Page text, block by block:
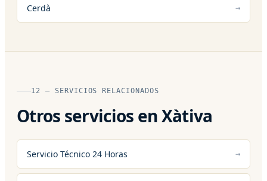
Cerdà
12 — SERVICIOS RELACIONADOS
Otros servicios en Xàtiva
Servicio Técnico 24 Horas